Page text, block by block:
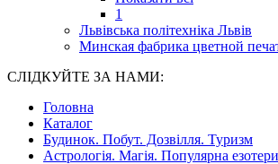
1
Львівська політехніка Львів
Минская фабрика цветной
СЛІДКУЙТЕ ЗА НАМИ:
Головна
Каталог
Будинок. Побут. Дозвілля. Туризм
Астрологія. Магія. Популярна